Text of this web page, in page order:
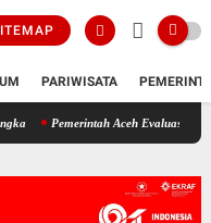
PARIWISATA
Pimpinan DPRK Desak Bupati